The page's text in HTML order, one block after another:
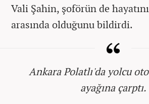
Vali Şahin, şoförün de
arasında olduğunu bildirdi.
Ankara Polatlı'da yolcu
ayağına çarptı.